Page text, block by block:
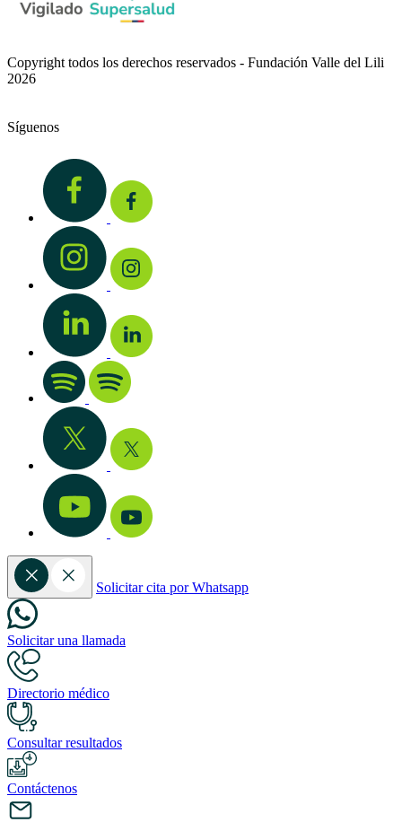
Copyright todos los derechos reservados - Fundación Valle del Lili
2026
Síguenos
Solicitar cita por Whatsapp
Solicitar una llamada
Directorio médico
Consultar resultados
Contáctenos